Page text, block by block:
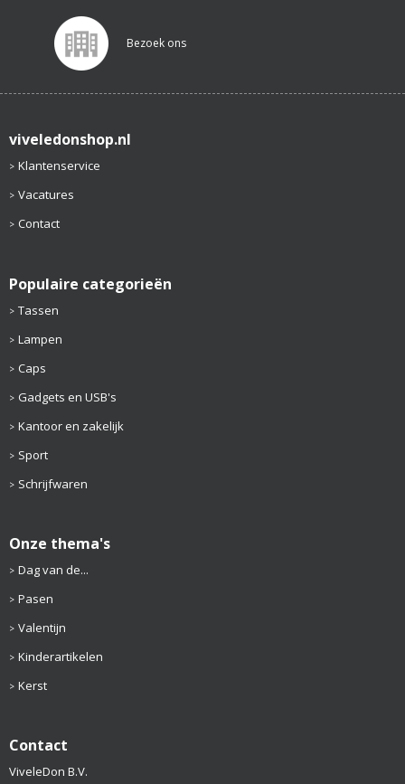
Bezoek ons
viveledonshop.nl
Klantenservice
Vacatures
Contact
Populaire categorieën
Tassen
Lampen
Caps
Gadgets en USB's
Kantoor en zakelijk
Sport
Schrijfwaren
Onze thema's
Dag van de...
Pasen
Valentijn
Kinderartikelen
Kerst
Contact
ViveleDon B.V.